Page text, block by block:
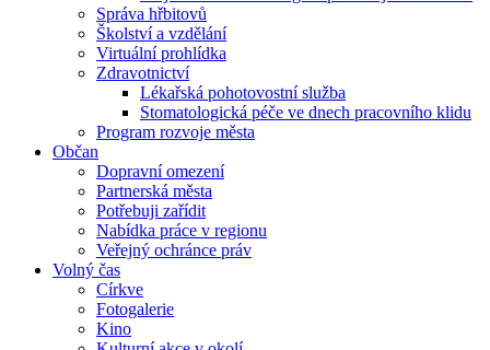
Správa hřbitovů
Školství a vzdělání
Virtuální prohlídka
Zdravotnictví
Lékařská pohotovostní služba
Stomatologická péče ve dnech pracovního klidu
Program rozvoje města
Občan
Dopravní omezení
Partnerská města
Potřebuji zařídit
Nabídka práce v regionu
Veřejný ochránce práv
Volný čas
Církve
Fotogalerie
Kino